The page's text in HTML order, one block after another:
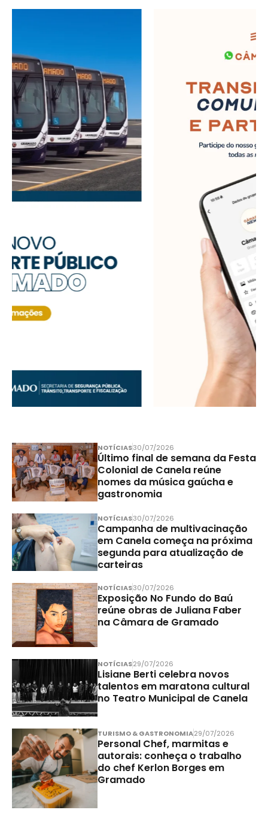
NOTÍCIAS30/07/2026
Último final de semana da Festa
Colonial de Canela reúne
nomes da música gaúcha e
gastronomia
NOTÍCIAS30/07/2026
Campanha de multivacinação
em Canela começa na próxima
segunda para atualização de
carteiras
NOTÍCIAS30/07/2026
Exposição No Fundo do Baú
reúne obras de Juliana Faber
na Câmara de Gramado
NOTÍCIAS29/07/2026
Lisiane Berti celebra novos
talentos em maratona cultural
no Teatro Municipal de Canela
TURISMO & GASTRONOMIA29/07/2026
Personal Chef, marmitas e
autorais: conheça o trabalho
do chef Kerlon Borges em
Gramado